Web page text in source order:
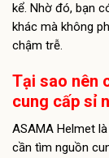
kể. Nhờ đó, bạn
khác mà không
chậm trễ.
Tại sao nên
cung cấp sỉ
ASAMA Helmet
cần tìm nguồn